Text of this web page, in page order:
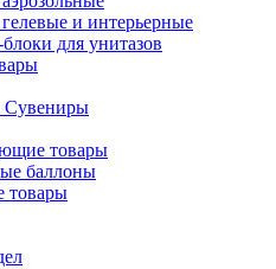
и интерьерные
для унитазов
Сувениры
товары
баллоны
товары